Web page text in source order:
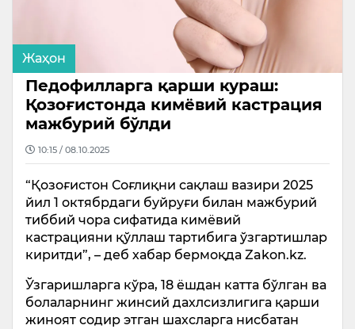
Жаҳон
Педофилларга қарши кураш:
Қозоғистонда кимёвий кастрация
мажбурий бўлди
10:15 / 08.10.2025
“Қозоғистон Соғлиқни сақлаш вазири 2025
йил 1 октябрдаги буйруғи билан мажбурий
тиббий чора сифатида кимёвий
кастрацияни қўллаш тартибига ўзгартишлар
киритди”, – деб хабар бермоқда Zakon.kz.
Ўзгаришларга кўра, 18 ёшдан катта бўлган ва
болаларнинг жинсий дахлсизлигига қарши
жиноят содир этган шахсларга нисбатан